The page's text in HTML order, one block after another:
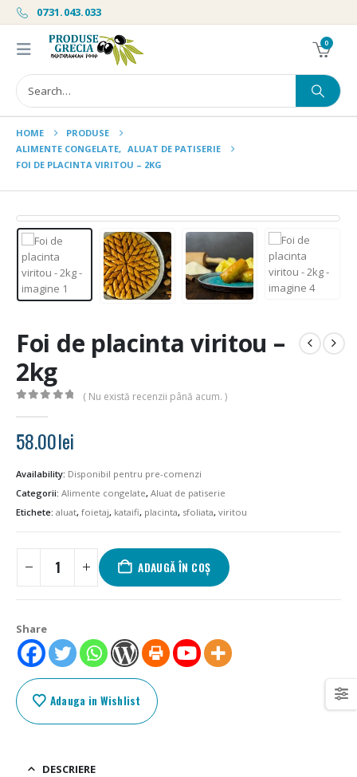
0731.043.033
0
HOME
PRODUSE
ALIMENTE CONGELATE, ALUAT DE PATISERIE
FOI DE PLACINTA VIRITOU – 2KG
Foi de placinta viritou –
2kg
( Nu există recenzii până acum. )
58.00lei
Availability: Disponibil pentru pre-comenzi
Categorii: Alimente congelate, Aluat de patiserie
Etichete: aluat, foietaj, kataifi, placinta, sfoliata, viritou
ADAUGĂ ÎN COȘ
Share
Adauga in Wishlist
DESCRIERE